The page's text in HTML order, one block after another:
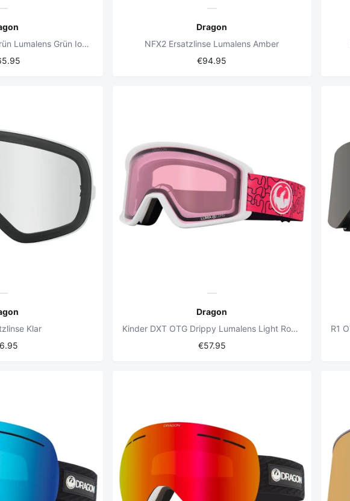
RVX MAG OTG Icon Grün Lumalens Grün Ionisiert + Lumalens Amber Linse
Dragon
NFX2 Ersatzlinse Lumalens Amber
€94.95
Klar
Dragon
Kinder DXT OTG Drippy Lumalens Light Rose Linse
€57.95